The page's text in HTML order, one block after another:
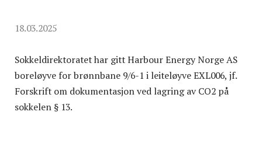
18.03.2025
Sokkeldirektoratet har gitt Harbour Energy Norge AS
boreløyve for brønnbane 9/6-1 i leiteløyve EXL006, jf.
Forskrift om dokumentasjon ved lagring av CO2 på
sokkelen § 13.